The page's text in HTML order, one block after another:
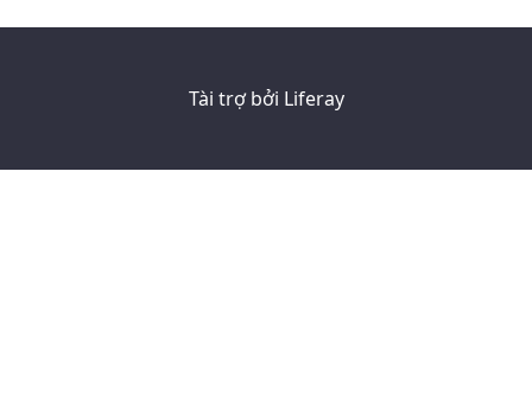
Tài trợ bởi Liferay